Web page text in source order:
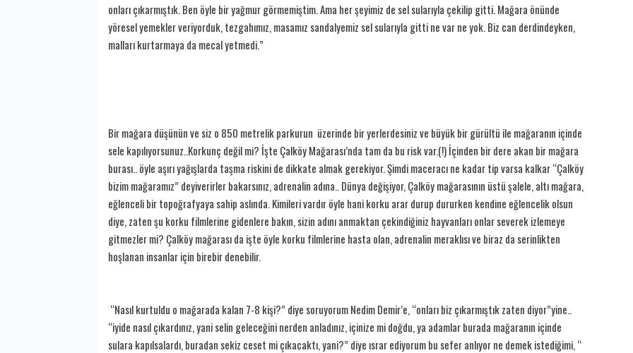
onları çıkarmıştık. Ben öyle bir yağmur görmemiştim. Ama her şeyimiz de sel sularıyla çekilip gitti. Mağara önünde
yöresel yemekler veriyorduk, tezgahımız, masamız sandalyemiz sel sularıyla gitti ne var ne yok. Biz can derdindeyken,
malları kurtarmaya da mecal yetmedi.”
Bir mağara düşünün ve siz o 850 metrelik parkurun üzerinde bir yerlerdesiniz ve büyük bir gürültü ile mağaranın içinde
sele kapılıyorsunuz..Korkunç değil mi? İşte Çalköy Mağarası’nda tam da bu risk var.(!) İçinden bir dere akan bir mağara
burası.. öyle aşırı yağışlarda taşma riskini de dikkate almak gerekiyor. Şimdi maceracı ne kadar tip varsa kalkar “Çalköy
bizim mağaramız” deyiverirler bakarsınız, adrenalin adına.. Dünya değişiyor, Çalköy mağarasının üstü şalele, altı mağara,
eğlenceli bir topoğrafyaya sahip aslında. Kimileri vardır öyle hani korku arar durup dururken kendine eğlencelik olsun
diye, zaten şu korku filmlerine gidenlere bakın, sizin adını anmaktan çekindiğiniz hayvanları onlar severek izlemeye
gitmezler mi? Çalköy mağarası da işte öyle korku filmlerine hasta olan, adrenalin meraklısı ve biraz da serinlikten
hoşlanan insanlar için birebir denebilir.
“Nasıl kurtuldu o mağarada kalan 7-8 kişi?” diye soruyorum Nedim Demir’e, “onları biz çıkarmıştık zaten diyor”yine..
“iyide nasıl çıkardınız, yani selin geleceğini nerden anladınız, içinize mi doğdu, ya adamlar burada mağaranın içinde
sulara kapılsalardı, buradan sekiz ceset mi çıkacaktı, yani?” diye ısrar ediyorum bu sefer anlıyor ne demek istediğimi, “